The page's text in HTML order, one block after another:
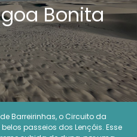
Bonita
Barreirinhas, o Circuito da
passeios dos Lençóis. Esse